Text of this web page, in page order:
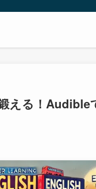
える！Audible